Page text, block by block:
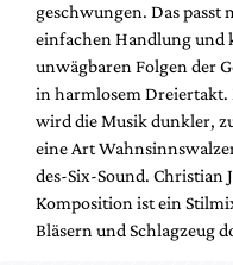
geschwungen. Das
einfachen Handlung und
unwägbaren Folgen der
in harmlosem Dreiertakt.
wird die Musik dunkler,
eine Art
des-Six-Sound. Christian
Komposition ist ein
Bläsern und Schlagzeug